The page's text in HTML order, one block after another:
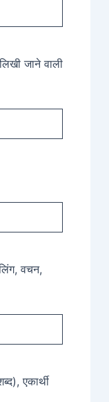
जाने वाली
वचन,
एकार्थी